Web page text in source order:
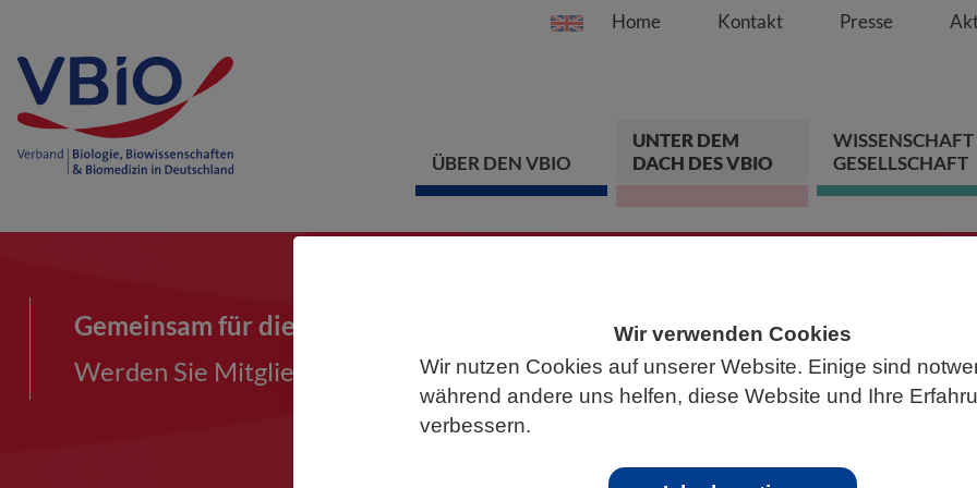
Wir verwenden Cookies
Wir nutzen Cookies auf unserer Website. Einige sind
während andere uns helfen, diese Website und Ihre
verbessern.
Springe direkt zu:
Zum Hauptinhalt
Zur Hauptnavigation
Zur Footer-
Home Kontakt Presse
ÜBER DEN VBIO
UNTER DEM
DACH DES VBIO
WISSENSCHAFT
GESELLSCHAFT
Gemeinsam für die Biowissenschaften
Werden Sie Mitglied im VBIO und machen Sie mit!